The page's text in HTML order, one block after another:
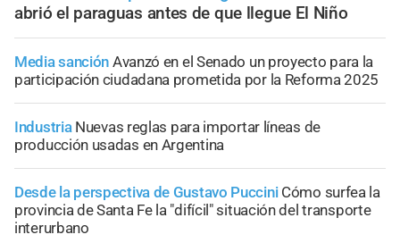
abrió el paraguas antes de que llegue El Niño
Media sanción Avanzó en el Senado un proyecto para la
participación ciudadana prometida por la Reforma 2025
Industria Nuevas reglas para importar líneas de
producción usadas en Argentina
Desde la perspectiva de Gustavo Puccini Cómo surfea la
provincia de Santa Fe la "difícil" situación del transporte
interurbano